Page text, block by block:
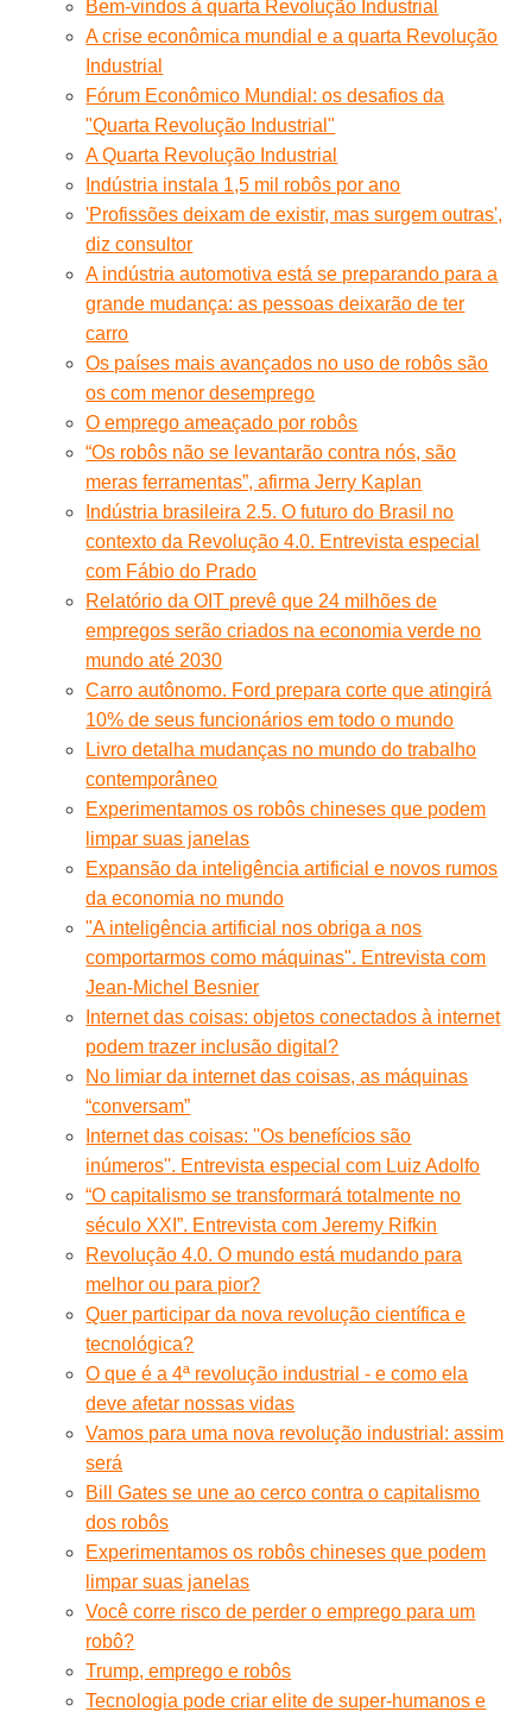
Bem-vindos à quarta Revolução Industrial
A crise econômica mundial e a quarta Revolução
Industrial
Fórum Econômico Mundial: os desafios da
"Quarta Revolução Industrial"
A Quarta Revolução Industrial
Indústria instala 1,5 mil robôs por ano
'Profissões deixam de existir, mas surgem outras',
diz consultor
A indústria automotiva está se preparando para a
grande mudança: as pessoas deixarão de ter
carro
Os países mais avançados no uso de robôs são
os com menor desemprego
O emprego ameaçado por robôs
“Os robôs não se levantarão contra nós, são
meras ferramentas”, afirma Jerry Kaplan
Indústria brasileira 2.5. O futuro do Brasil no
contexto da Revolução 4.0. Entrevista especial
com Fábio do Prado
Relatório da OIT prevê que 24 milhões de
empregos serão criados na economia verde no
mundo até 2030
Carro autônomo. Ford prepara corte que atingirá
10% de seus funcionários em todo o mundo
Livro detalha mudanças no mundo do trabalho
contemporâneo
Experimentamos os robôs chineses que podem
limpar suas janelas
Expansão da inteligência artificial e novos rumos
da economia no mundo
"A inteligência artificial nos obriga a nos
comportarmos como máquinas". Entrevista com
Jean-Michel Besnier
Internet das coisas: objetos conectados à internet
podem trazer inclusão digital?
No limiar da internet das coisas, as máquinas
“conversam”
Internet das coisas: ''Os benefícios são
inúmeros''. Entrevista especial com Luiz Adolfo
“O capitalismo se transformará totalmente no
século XXI”. Entrevista com Jeremy Rifkin
Revolução 4.0. O mundo está mudando para
melhor ou para pior?
Quer participar da nova revolução científica e
tecnológica?
O que é a 4ª revolução industrial - e como ela
deve afetar nossas vidas
Vamos para uma nova revolução industrial: assim
será
Bill Gates se une ao cerco contra o capitalismo
dos robôs
Experimentamos os robôs chineses que podem
limpar suas janelas
Você corre risco de perder o emprego para um
robô?
Trump, emprego e robôs
Tecnologia pode criar elite de super-humanos e